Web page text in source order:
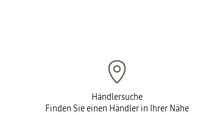
Händlersuche
Finden Sie einen Händler in Ihrer Nähe